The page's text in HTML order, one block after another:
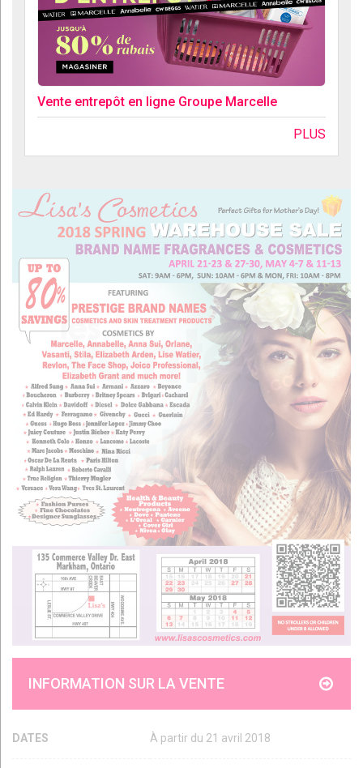
Vente entrepôt en ligne Groupe Marcelle
PLUS
INFORMATION SUR LA VENTE
DATES À partir du 21 avril 2018